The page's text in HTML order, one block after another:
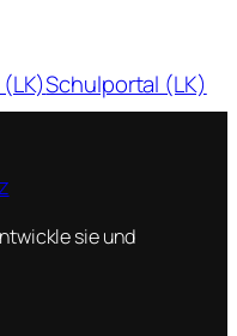
Schulportal (LK)
sie und